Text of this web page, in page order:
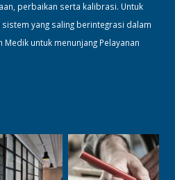
perbaikan serta kalibrasi. Untuk
yang saling berintegrasi dalam
untuk menunjang Pelayanan